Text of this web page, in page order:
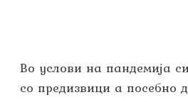
Во услови на пандемија
со предизвици а посебно